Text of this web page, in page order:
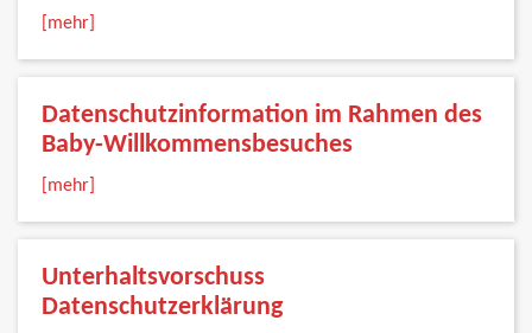
[mehr]
Datenschutzinformation im Rahmen des
Baby-Willkommensbesuches
[mehr]
Unterhaltsvorschuss
Datenschutzerklärung